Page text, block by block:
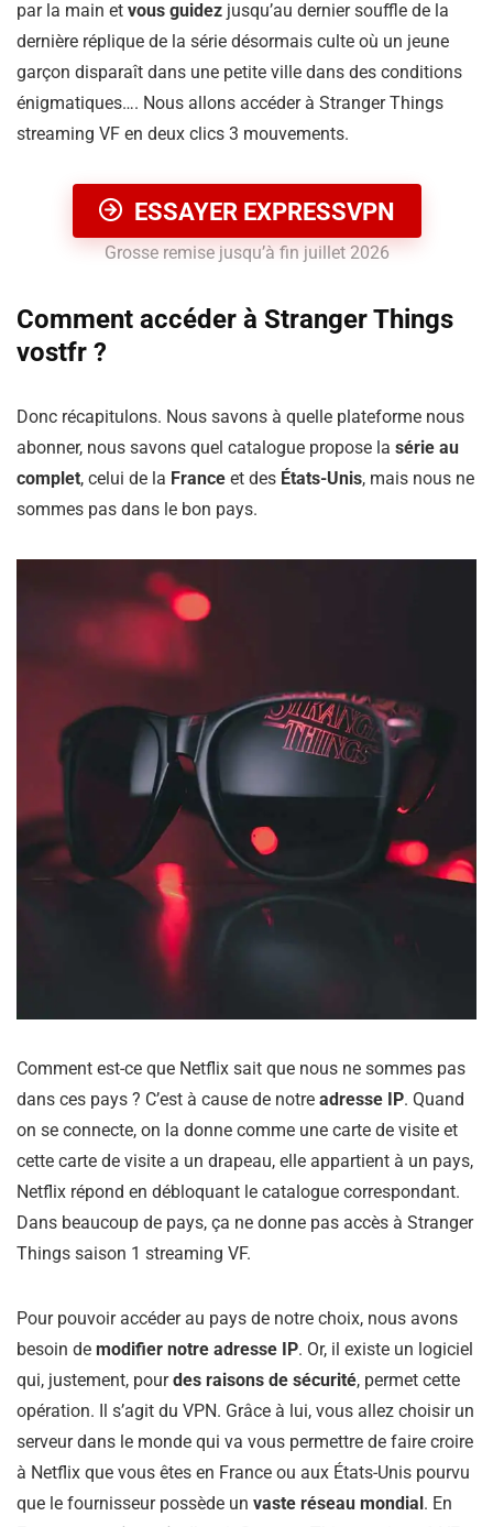
par la main et vous guidez jusqu’au dernier souffle de la
dernière réplique de la série désormais culte où un jeune
garçon disparaît dans une petite ville dans des conditions
énigmatiques…. Nous allons accéder à Stranger Things
streaming VF en deux clics 3 mouvements.
ESSAYER EXPRESSVPN
Grosse remise jusqu’à fin juillet 2026
Comment accéder à Stranger Things
vostfr ?
Donc récapitulons. Nous savons à quelle plateforme nous
abonner, nous savons quel catalogue propose la série au
complet, celui de la France et des États-Unis, mais nous ne
sommes pas dans le bon pays.
Comment est-ce que Netflix sait que nous ne sommes pas
dans ces pays ? C’est à cause de notre adresse IP. Quand
on se connecte, on la donne comme une carte de visite et
cette carte de visite a un drapeau, elle appartient à un pays,
Netflix répond en débloquant le catalogue correspondant.
Dans beaucoup de pays, ça ne donne pas accès à Stranger
Things saison 1 streaming VF.
Pour pouvoir accéder au pays de notre choix, nous avons
besoin de modifier notre adresse IP. Or, il existe un logiciel
qui, justement, pourdes raisons de sécurité, permet cette
opération. Il s’agit du VPN. Grâce à lui, vous allez choisir un
serveur dans le monde qui va vous permettre de faire croire
à Netflix que vous êtes en France ou aux États-Unis pourvu
que le fournisseur possède un vaste réseau mondial. En